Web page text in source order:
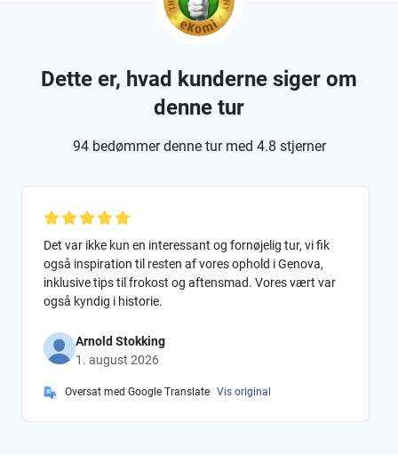
Dette er, hvad kunderne siger om
denne tur
94 bedømmer denne tur med 4.8 stjerner
Det var ikke kun en interessant og fornøjelig tur, vi fik
også inspiration til resten af vores ophold i Genova,
inklusive tips til frokost og aftensmad. Vores vært var
også kyndig i historie.
Arnold Stokking
1. august 2026
Oversat med Google Translate Vis original